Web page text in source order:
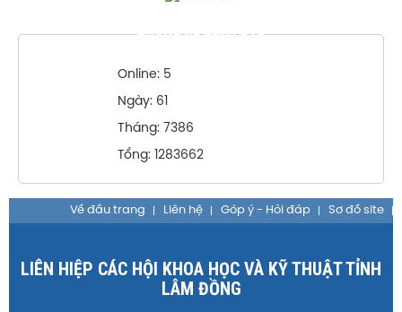
THỐNG KÊ TRUY CẬP
Online: 5
Ngày: 61
Tháng: 7386
Tổng: 1283662
Về đầu trang Liên hệ Góp ý - Hỏi đáp Sơ đồ site
LIÊN HIỆP CÁC HỘI KHOA HỌC VÀ KỸ THUẬT TỈNH
LÂM ĐỒNG